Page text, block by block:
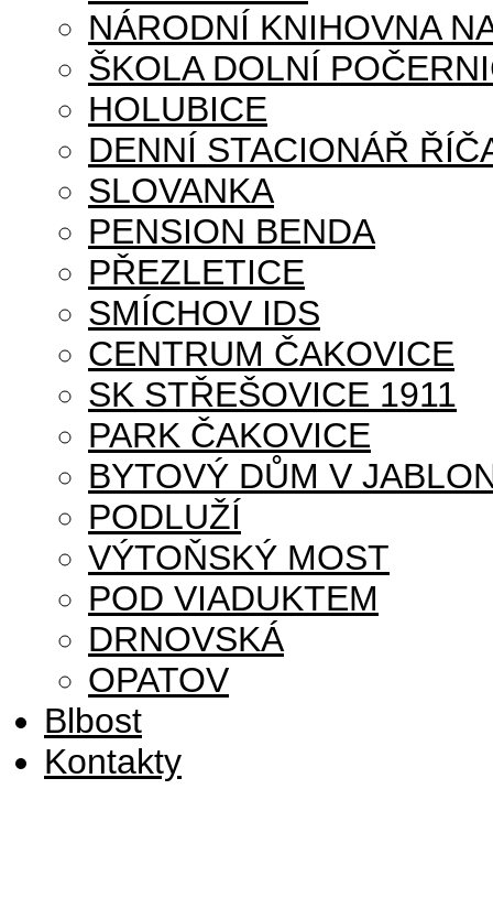
NÁRODNÍ KNIHOVNA
ŠKOLA DOLNÍ
HOLUBICE
DENNÍ STACIONÁŘ
SLOVANKA
PENSION BENDA
PŘEZLETICE
SMÍCHOV IDS
CENTRUM ČAKOVICE
SK STŘEŠOVICE 1911
PARK ČAKOVICE
BYTOVÝ DŮM V
PODLUŽÍ
VÝTOŇSKÝ MOST
POD VIADUKTEM
DRNOVSKÁ
OPATOV
Blbost
Kontakty